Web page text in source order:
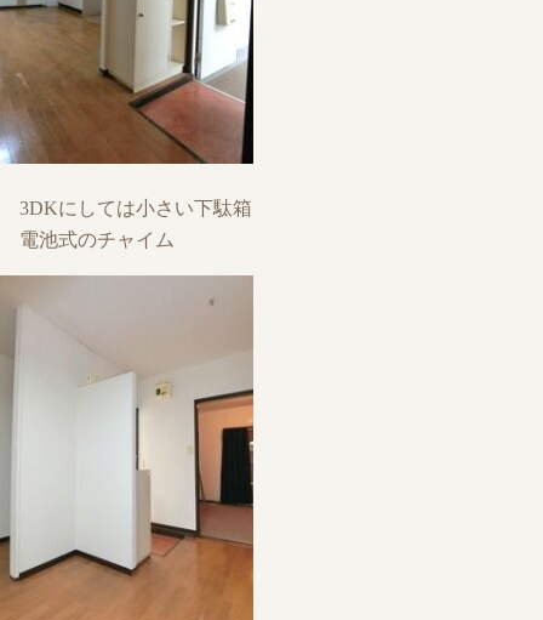
3DKにしては小さい下駄箱
電池式のチャイム